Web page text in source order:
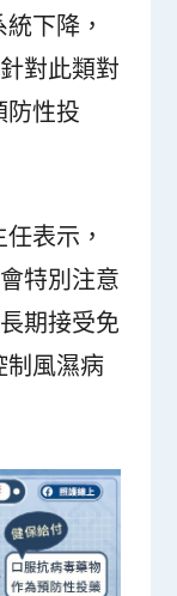
下降，
對此類對
防性投
表示，
特別注意
期接受免
制風濕病